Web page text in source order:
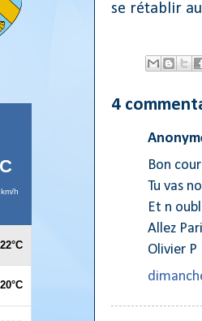
se rétablir
4
Bon
Tu vas
Et n
Allez
Olivier P